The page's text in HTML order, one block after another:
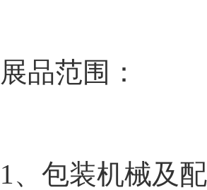
展品范围：
1、包装机械及